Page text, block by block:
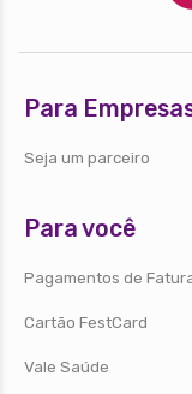
Para
Seja um parceiro
Para você
Pagamentos de
Cartão FestCard
Vale Saúde